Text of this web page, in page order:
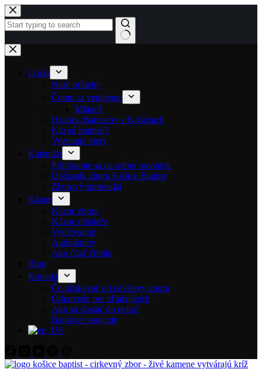
Skip to content
No results
O nás
Naše príbehy
Čomu sa venujeme
Mládež
História Baptistov v Košiciach
Kto sú baptisti?
Vyznanie viery
Kalendár
Prihlásenie sa na odber noviniek
Občasník zboru Košice Baptist
Zborový spravodaj
Kázne
Kázne zboru
Kázne mládeže
Vyučovanie
Audioknihy
Ako čítať Bibliu
Blog
Kontakt
Čo očakávať od návštevy zboru
Odpovede pre hľadajúcich
Ako sa dostať do neba?
Bankové spojenie